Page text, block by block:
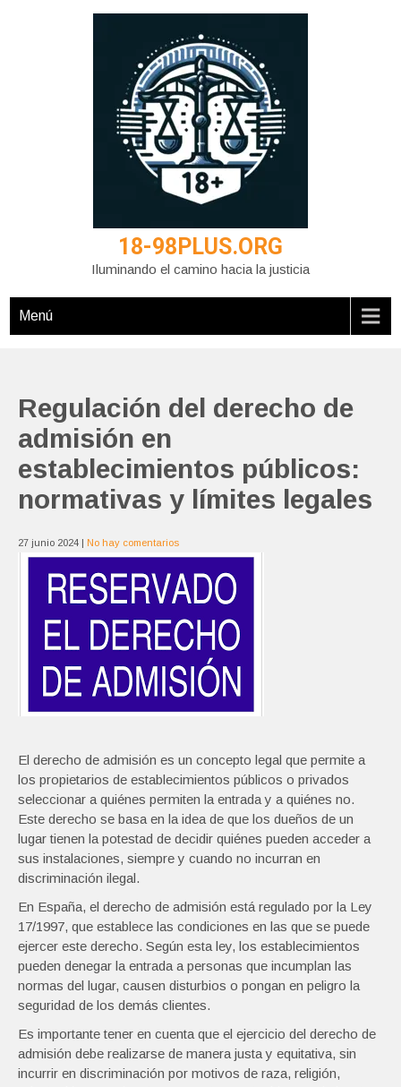
18-98PLUS.ORG
Iluminando el camino hacia la justicia
Menú
Regulación del derecho de
admisión en
establecimientos públicos:
normativas y límites legales
27 junio 2024 | No hay comentarios
El derecho de admisión es un concepto legal que permite a
los propietarios de establecimientos públicos o privados
seleccionar a quiénes permiten la entrada y a quiénes no.
Este derecho se basa en la idea de que los dueños de un
lugar tienen la potestad de decidir quiénes pueden acceder a
sus instalaciones, siempre y cuando no incurran en
discriminación ilegal.
En España, el derecho de admisión está regulado por la Ley
17/1997, que establece las condiciones en las que se puede
ejercer este derecho. Según esta ley, los establecimientos
pueden denegar la entrada a personas que incumplan las
normas del lugar, causen disturbios o pongan en peligro la
seguridad de los demás clientes.
Es importante tener en cuenta que el ejercicio del derecho de
admisión debe realizarse de manera justa y equitativa, sin
incurrir en discriminación por motivos de raza, religión,